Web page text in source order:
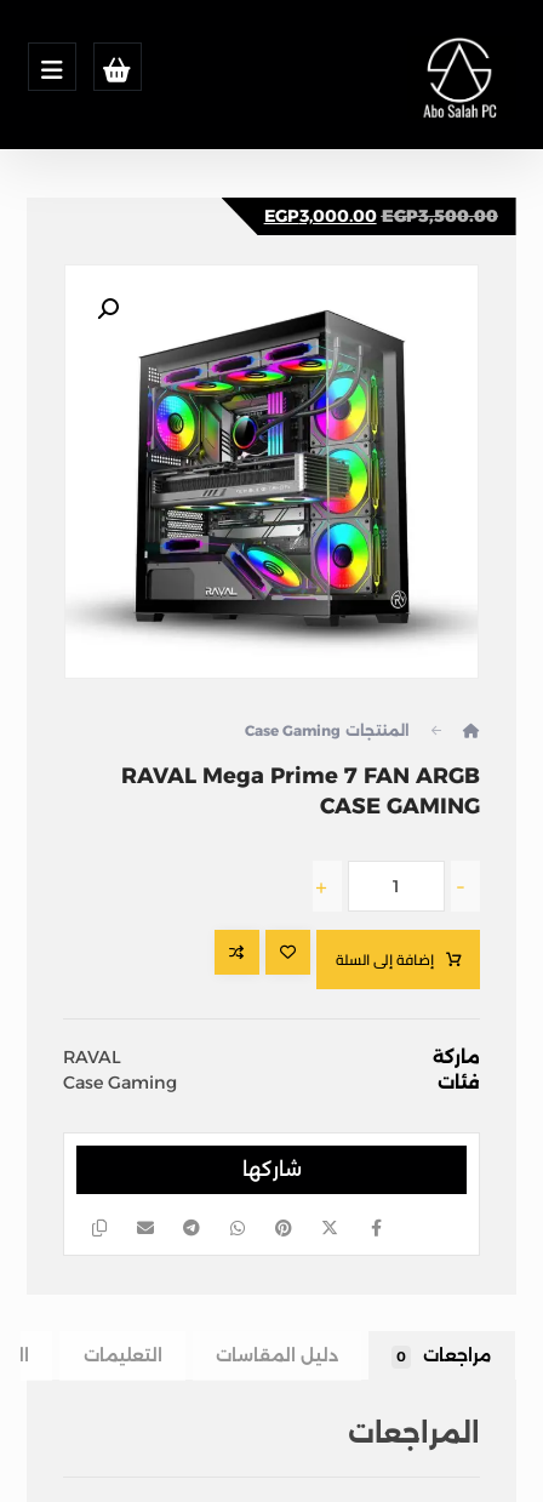
المنتجات Case Gaming
RAVAL Mega Prime 7 FAN ARGB
CASE GAMING
EGP3,500.00
EGP3,000.00
-
+
إضافة إلى السلة
ماركة
RAVAL
فئات
Case Gaming
مراجعات 0 دليل المقاسات التعليمات
المراجعات